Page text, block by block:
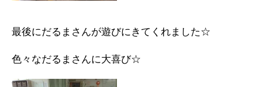
最後にだるまさんが遊びにきてくれました☆
色々なだるまさんに大喜び☆